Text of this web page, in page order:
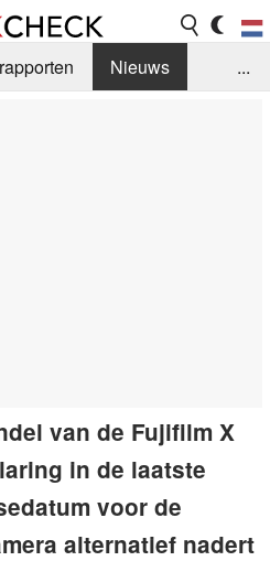
Nieuws
...
van de Fujifilm X
in de laatste
voor de
alternatief nadert